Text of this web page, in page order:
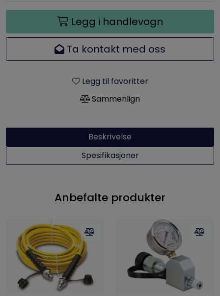
Legg i handlevogn
Ta kontakt med oss
Legg til favoritter
Sammenlign
Beskrivelse
Spesifikasjoner
Anbefalte produkter